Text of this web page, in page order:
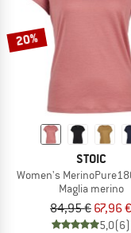
20%
STOIC
Women's
Maglia merino
84,95 € 67,96 €
5,0(6)